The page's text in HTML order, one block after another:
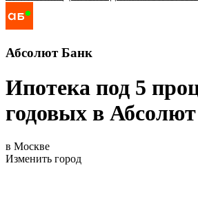
Абсолют Банк
Ипотека под 5
годовых в
в Москве
Изменить город